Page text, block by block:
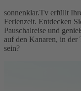
sonnenklar.Tv erfüllt
Ferienzeit. Entdecken
Pauschalreise und
auf den Kanaren, in der
sein?